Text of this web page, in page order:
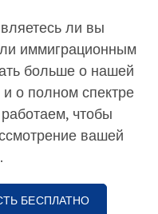
ли вы
иммиграционным
больше о нашей
о полном спектре
чтобы
вашей
БЕСПЛАТНО